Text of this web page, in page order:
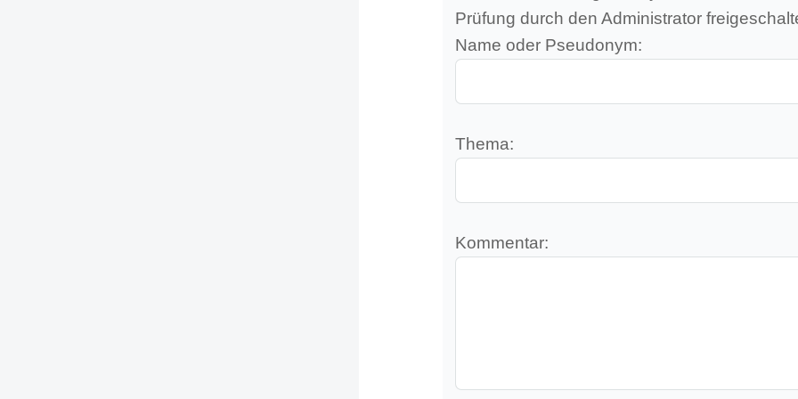
Prüfung durch den Administrator
Name oder Pseudonym:
Thema:
Kommentar: